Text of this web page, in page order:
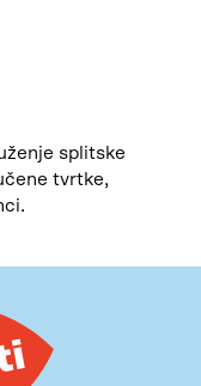
splitske
tvrtke,